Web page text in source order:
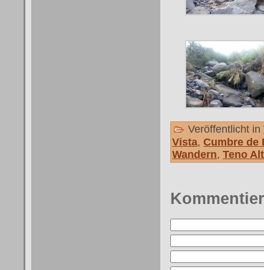
Veröffentlicht in
Vista, Cumbre de
Wandern, Teno